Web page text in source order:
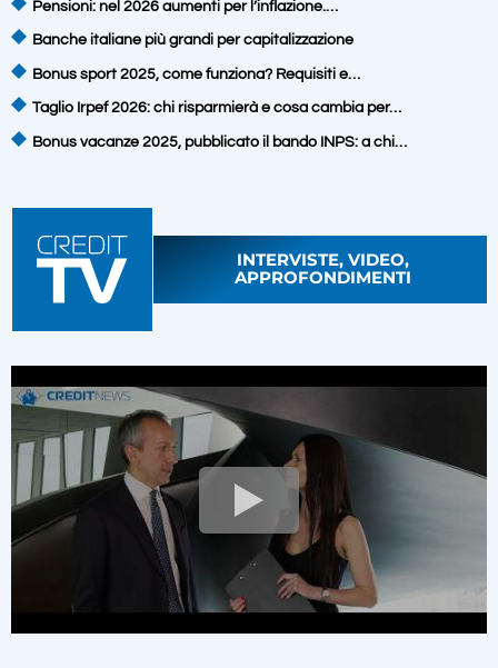
Pensioni: nel 2026 aumenti per l’inflazione.…
Banche italiane più grandi per capitalizzazione
Bonus sport 2025, come funziona? Requisiti e…
Taglio Irpef 2026: chi risparmierà e cosa cambia per…
Bonus vacanze 2025, pubblicato il bando INPS: a chi…
INTERVISTE, VIDEO,
APPROFONDIMENTI